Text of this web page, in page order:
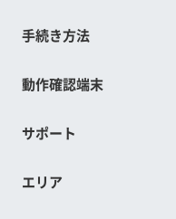
手続き方法
動作確認端末
サポート
エリア